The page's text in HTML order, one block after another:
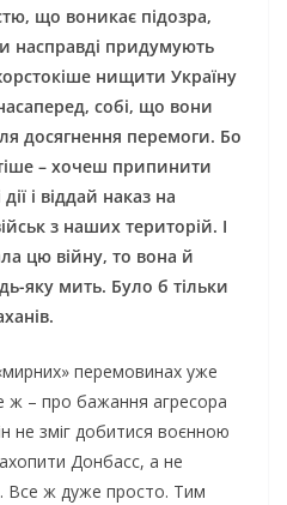
що воникає підозра,
насправді придумують
нищити Україну
собі, що вони
досягнення перемоги. Бо
– хочеш припинити
і віддай наказ на
з наших територій. І
цю війну, то вона й
яку мить. Було б тільки
перемовинах уже
ж – про бажання агресора
не зміг добитися воєнною
Донбасс, а не
Все ж дуже просто. Тим